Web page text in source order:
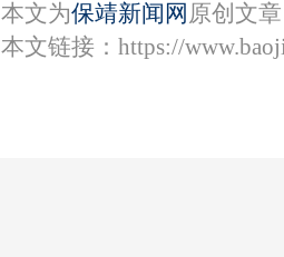
本文为保靖新闻网 原创文
本文链接： https://